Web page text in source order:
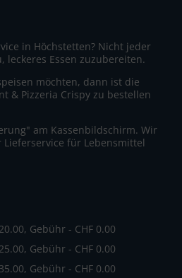
in Höchstetten? Nicht jeder
leckeres Essen zuzubereiten.
möchten, dann ist die
& Pizzeria Crispy zu bestellen
am Kassenbildschirm. Wir
für Lebensmittel
Gebühr - CHF 0.00
Gebühr - CHF 0.00
Gebühr - CHF 0.00